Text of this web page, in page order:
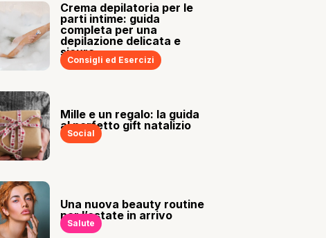
Crema depilatoria per le
parti intime: guida
completa per una
depilazione delicata e
sicura
Consigli ed Esercizi
Mille e un regalo: la guida
al perfetto gift natalizio
Social
Una nuova beauty routine
per l’estate in arrivo
Salute